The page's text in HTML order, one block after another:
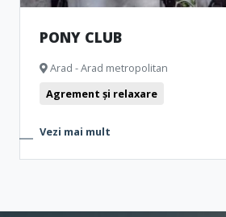
PONY CLUB
Arad - Arad metropolitan
Agrement și relaxare
Vezi mai mult